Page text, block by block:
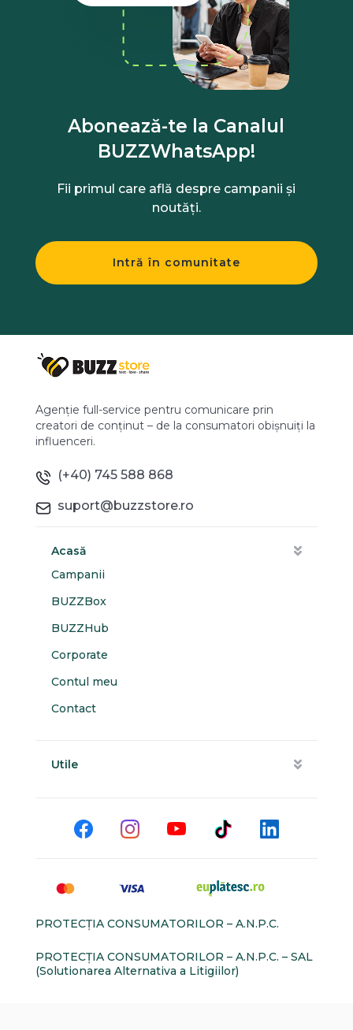
Abonează-te la Canalul
BUZZWhatsApp!
Fii primul care află despre campanii și
noutăți.
Intră în comunitate
Agenție full-service pentru comunicare prin
creatori de conținut – de la consumatori obișnuiți la
influenceri.
(+40) 745 588 868
suport@buzzstore.ro
Acasă
Campanii
BUZZBox
BUZZHub
Corporate
Contul meu
Contact
Utile
PROTECŢIA CONSUMATORILOR – A.N.P.C.
PROTECŢIA CONSUMATORILOR – A.N.P.C. – SAL
(Solutionarea Alternativa a Litigiilor)